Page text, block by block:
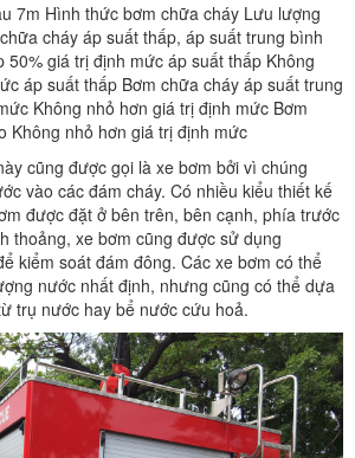
7m Hình thức bơm chữa cháy Lưu lượng
cháy áp suất thấp, áp suất trung bình
50% giá trị định mức áp suất thấp Không
áp suất thấp Bơm chữa cháy áp suất trung
Không nhỏ hơn giá trị định mức Bơm
Không nhỏ hơn giá trị định mức
cũng được gọi là xe bơm bởi vì chúng
vào các đám cháy. Có nhiều kiểu thiết kế
được đặt ở bên trên, bên cạnh, phía trước
thoảng, xe bơm cũng được sử dụng
kiểm soát đám đông. Các xe bơm có thể
nước nhất định, nhưng cũng có thể dựa
trụ nước hay bể nước cứu hoả.